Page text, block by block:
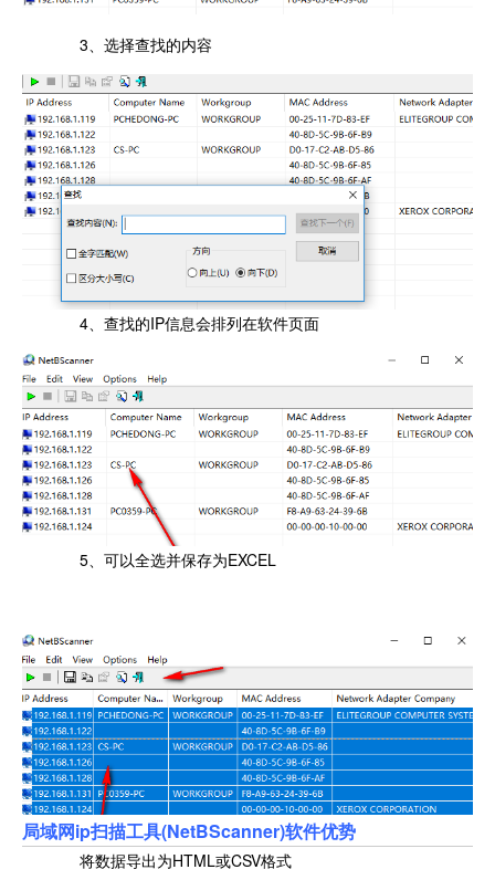
3、选择查找的内容
4、查找的IP信息会排列在软件页面
5、可以全选并保存为EXCEL
局域网ip扫描工具(NetBScanner)软件优势
将数据导出为HTML或CSV格式